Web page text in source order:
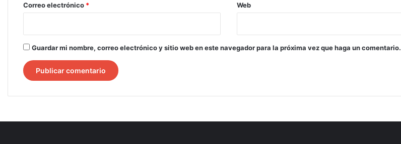
*
Correo electrónico * Web
Guardar mi nombre, correo electrónico y sitio web en este navegador para la próxima vez que haga un comentario.